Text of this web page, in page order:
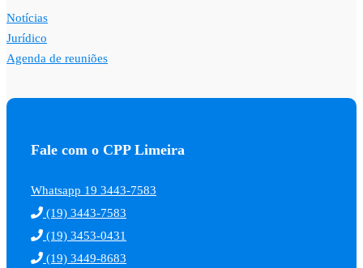
Notícias
Jurídico
Agenda de reuniões
Fale com o CPP Limeira
Whatsapp 19 3443-7583
(19) 3443-7583
(19) 3453-0431
(19) 3449-8683